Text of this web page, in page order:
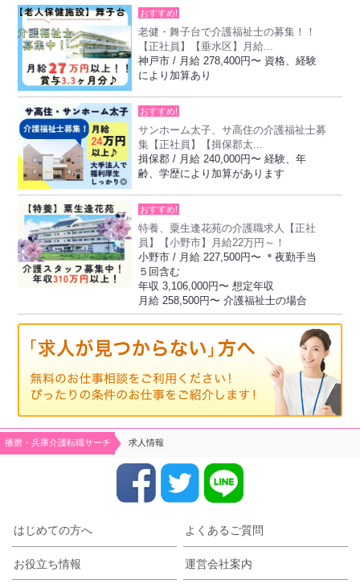
おすすめ!
老健・舞子台で介護福祉士の募集！！
【正社員】【垂水区】月給...
神戸市 / 月給 278,400円〜 資格、経験
により加算あり
おすすめ!
サンホーム太子、サ高住の介護福祉士募
集【正社員】【揖保郡太...
揖保郡 / 月給 240,000円〜 経験、年
齢、学歴により加算があります
おすすめ!
特養、粟生逢花苑の介護職求人【正社
員】【小野市】月給22万円～！
小野市 / 月給 227,500円〜 ＊夜勤手当
５回含む
年収 3,106,000円〜 想定年収
月給 258,500円〜 介護福祉士の場合
播磨・兵庫介護転職サーチ 求人情報
はじめての方へ よくあるご質問
お役立ち情報 運営会社案内